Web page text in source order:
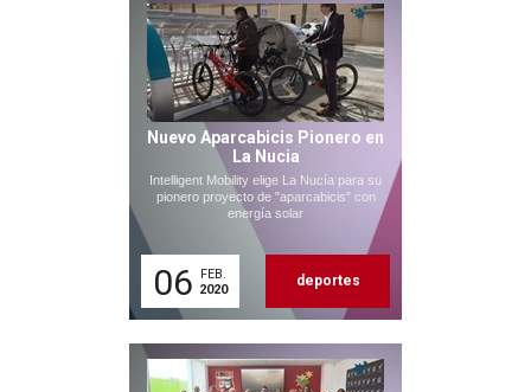
Nuevo Aparcabicis Pionero en
La Nucia
Intelligent Mobility elige La Nucía para su
pionero proyecto de "aparcabicis" con
energía solar
06
FEB.
2020
deportes